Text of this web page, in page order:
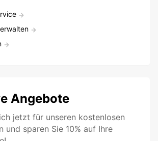
Angebote
jetzt für unseren kostenlosen
und sparen Sie 10% auf Ihre